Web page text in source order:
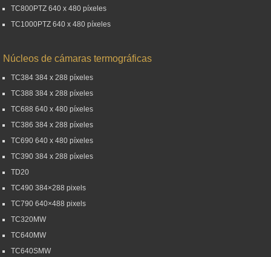
TC800PTZ 640 x 480 píxeles
TC1000PTZ 640 x 480 píxeles
Núcleos de cámaras termográficas
TC384 384 x 288 píxeles
TC388 384 x 288 píxeles
TC688 640 x 480 píxeles
TC386 384 x 288 píxeles
TC690 640 x 480 píxeles
TC390 384 x 288 píxeles
TD20
TC490 384×288 pixels
TC790 640×488 pixels
TC320MW
TC640MW
TC640SMW